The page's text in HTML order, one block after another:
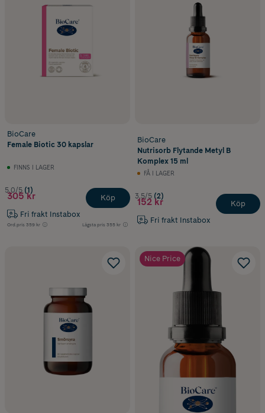
BioCare
Female Biotic 30 kapslar
FINNS I LAGER
5.0/5 (1)
305 kr
Fri frakt Instabox
Ord.pris 359 kr Lägsta pris 355 kr
Köp
BioCare
Nutrisorb Flytande Metyl B
Komplex 15 ml
FÅ I LAGER
3.5/5 (2)
152 kr
Fri frakt Instabox
Köp
Nice Price